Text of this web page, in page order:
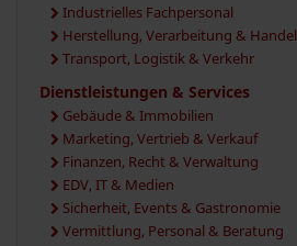
Industrielles Fachpersonal
Herstellung, Verarbeitung & Handel
Transport, Logistik & Verkehr
Dienstleistungen & Services
Gebäude & Immobilien
Marketing, Vertrieb & Verkauf
Finanzen, Recht & Verwaltung
EDV, IT & Medien
Sicherheit, Events & Gastronomie
Vermittlung, Personal & Beratung